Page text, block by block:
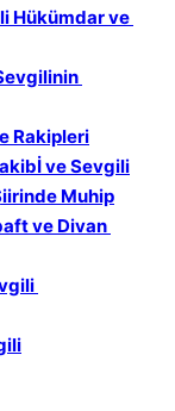
Hükümdar ve
Rakipleri
ve Sevgili
Muhip
ve Divan